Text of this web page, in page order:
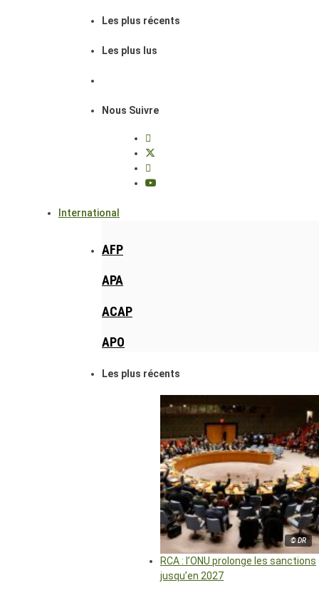
Les plus récents
Les plus lus
Nous Suivre
International
AFP
APA
ACAP
APO
Les plus récents
© DR
RCA : l’ONU prolonge les sanctions
jusqu’en 2027